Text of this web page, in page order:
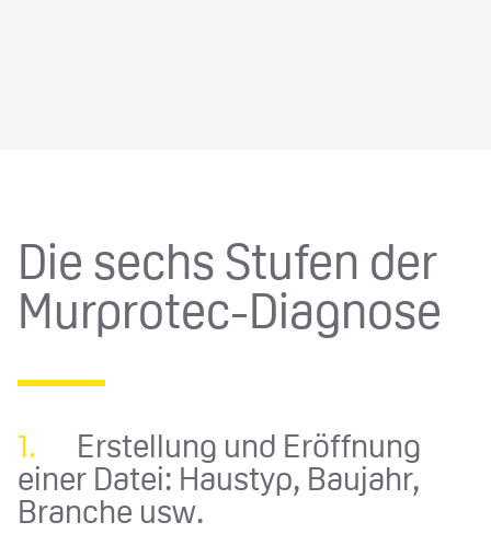
Die sechs Stufen der
Murprotec-Diagnose
1. Erstellung und Eröffnung
einer Datei: Haustyp, Baujahr,
Branche usw.